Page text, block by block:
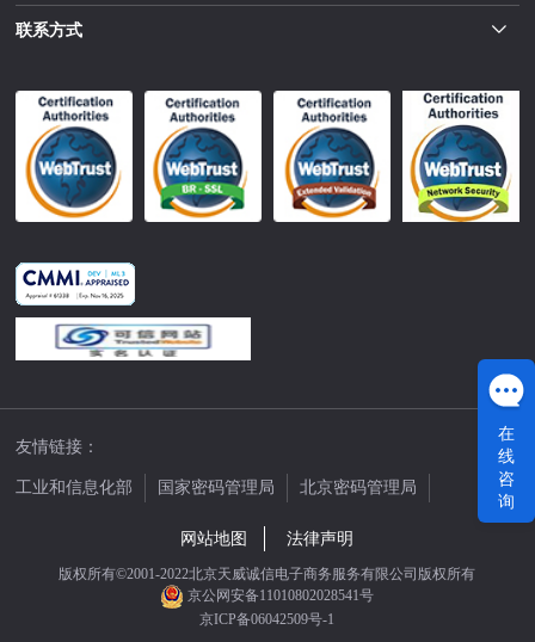
联系方式
友情链接：
工业和信息化部 国家密码管理局
北京密码管理局
网站地图
法律声明
版权所有©2001-2022北京天威诚信电子商务服务有限公司版权所有
京公网安备11010802028541号
京ICP备06042509号-1
在
线
咨
询